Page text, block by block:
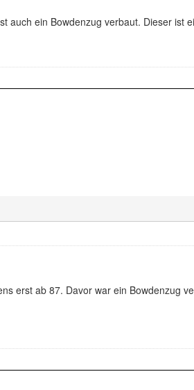
auch ein Bowdenzug verbaut. Dieser ist
erst ab 87. Davor war ein Bowdenzug